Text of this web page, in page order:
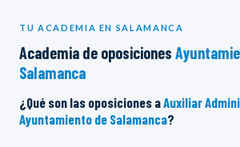
TU ACADEMIA EN SALAMANCA
Academia de oposiciones
Salamanca
¿Qué son las oposiciones aAuxiliar
Ayuntamiento de Salamanca?